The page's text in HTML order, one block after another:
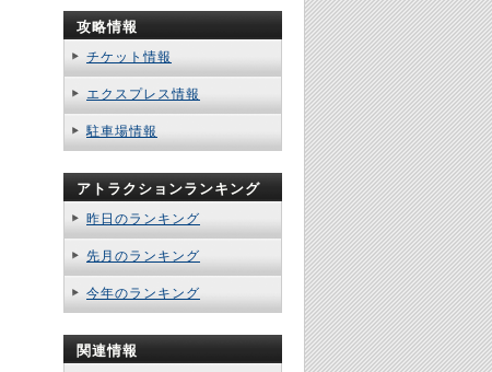
攻略情報
チケット情報
エクスプレス情報
駐車場情報
アトラクションランキング
昨日のランキング
先月のランキング
今年のランキング
関連情報